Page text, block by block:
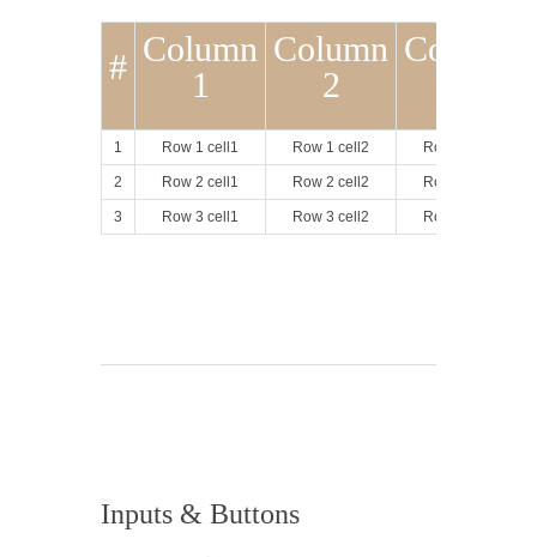
# Column
1
Column
2
Column
1 Row 1 cell1 Row 1 cell2 Row 1 cell3
2 Row 2 cell1 Row 2 cell2 Row 2 cell3
3 Row 3 cell1 Row 3 cell2 Row 3 cell3
Inputs & Buttons